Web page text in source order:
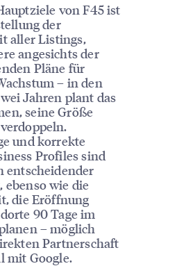
von F45 ist
der
aller Listings,
angesichts der
Pläne für
– in den
Jahren plant das
seine Größe
und korrekte
Profiles sind
entscheidender
ebenso wie die
die Eröffnung
90 Tage im
– möglich
Partnerschaft
mit Google.